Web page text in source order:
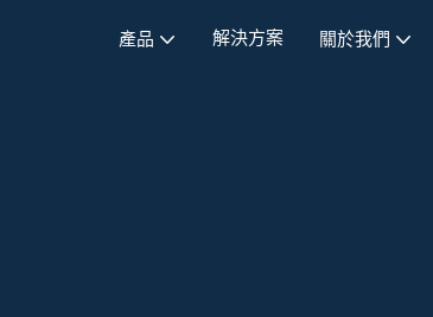
產品 解決方案 關於我們